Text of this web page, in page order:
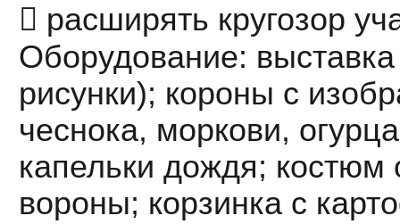
 расширять кругозор
Оборудование:
рисунки); короны с
чеснока, моркови,
капельки дождя;
вороны; корзинка с